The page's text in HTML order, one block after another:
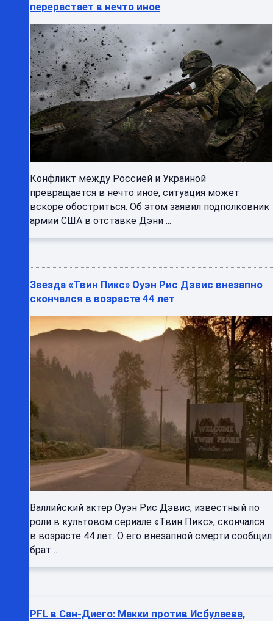
перерастает в нечто иное
Конфликт между Россией и Украиной
превращается в нечто иное, ситуация может
вскоре обостриться. Об этом заявил подполковник
армии США в отставке Дэни ...
Звезда «Твин Пикс» Оуэн Рис Дэвис внезапно
скончался в возрасте 44 лет
Валлийский актер Оуэн Рис Дэвис, известный по
роли в культовом сериале «Твин Пикс», скончался
в возрасте 44 лет. О его внезапной смерти сообщил
брат ...
PFL в Сан-Диего: Макки против Исбулаева,